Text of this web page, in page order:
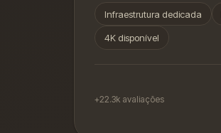
Infraestrutura dedicada
4K disponível
+22.3k avaliações